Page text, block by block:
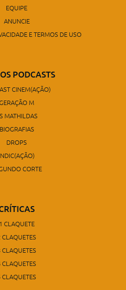
EQUIPE
ANUNCIE
E TERMOS DE USO
PODCASTS
CINEM(AÇÃO)
M
MATHILDAS
BIOGRAFIAS
DROPS
CORTE
1 CLAQUETE
CLAQUETES
CLAQUETES
CLAQUETES
CLAQUETES